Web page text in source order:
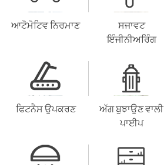
ਆਟੋਮੋਟਿਵ ਨਿਰਮਾਣ
ਸਜਾਵਟ
ਇੰਜੀਨੀਅਰਿੰਗ
ਫਿਟਨੈਸ ਉਪਕਰਣ
ਅੱਗ ਬੁਝਾਉਣ ਵਾਲੀ
ਪਾਈਪ